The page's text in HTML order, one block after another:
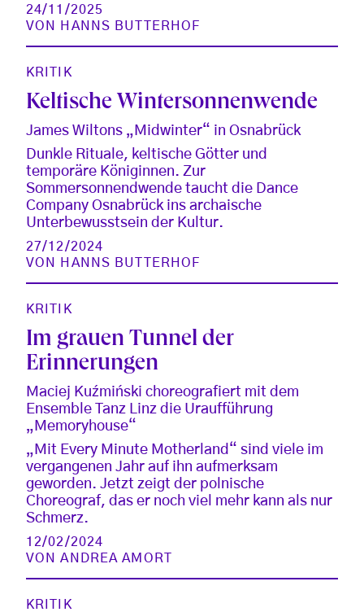
24/11/2025
VON
HANNS BUTTERHOF
KRITIK
Keltische Wintersonnenwende
James Wiltons „Midwinter“ in Osnabrück
Dunkle Rituale, keltische Götter und
temporäre Königinnen. Zur
Sommersonnendwende taucht die Dance
Company Osnabrück ins archaische
Unterbewusstsein der Kultur.
27/12/2024
VON
HANNS BUTTERHOF
KRITIK
Im grauen Tunnel der
Erinnerungen
Maciej Kuźmiński choreografiert mit dem
Ensemble Tanz Linz die Uraufführung
„Memoryhouse“
„Mit Every Minute Motherland“ sind viele im
vergangenen Jahr auf ihn aufmerksam
geworden. Jetzt zeigt der polnische
Choreograf, das er noch viel mehr kann als nur
Schmerz.
12/02/2024
VONANDREA AMORT
KRITIK